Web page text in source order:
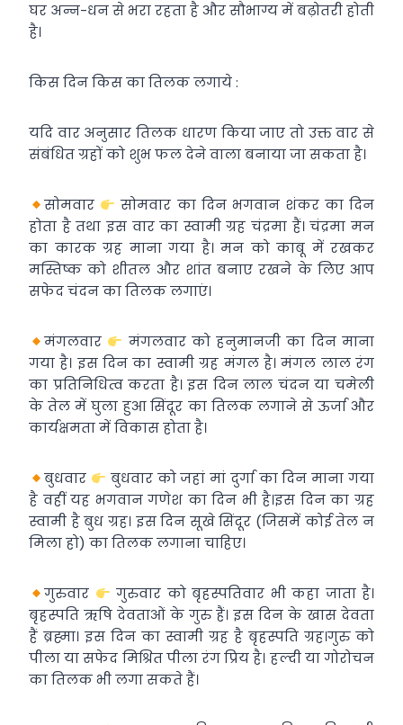
घर अन्न-धन से भरा रहता है और सौभाग्य में बढ़ोतरी होती
है।
किस दिन किस का तिलक लगाये :
यदि वार अनुसार तिलक धारण किया जाए तो उक्त वार से
संबंधित ग्रहों को शुभ फल देने वाला बनाया जा सकता है।
सोमवार
सोमवार का दिन भगवान शंकर का दिन
होता है तथा इस वार का स्वामी ग्रह चंद्रमा हैं। चंद्रमा मन
का कारक ग्रह माना गया है। मन को काबू में रखकर
मस्तिष्क को शीतल और शांत बनाए रखने के लिए आप
सफेद चंदन का तिलक लगाएं।
मंगलवार
मंगलवार को हनुमानजी का दिन माना
गया है। इस दिन का स्वामी ग्रह मंगल है। मंगल लाल रंग
का प्रतिनिधित्व करता है। इस दिन लाल चंदन या चमेली
के तेल में घुला हुआ सिंदूर का तिलक लगाने से ऊर्जा और
कार्यक्षमता में विकास होता है।
बुधवार
बुधवार को जहां मां दुर्गा का दिन माना गया
है वहीं यह भगवान गणेश का दिन भी है।इस दिन का ग्रह
स्वामी है बुध ग्रह। इस दिन सूखे सिंदूर (जिसमें कोई तेल न
मिला हो) का तिलक लगाना चाहिए।
गुरुवार
गुरुवार को बृहस्पतिवार भी कहा जाता है।
बृहस्पति ऋषि देवताओं के गुरु हैं। इस दिन के खास देवता
हैं ब्रह्मा। इस दिन का स्वामी ग्रह है बृहस्पति ग्रह।गुरु को
पीला या सफेद मिश्रित पीला रंग प्रिय है। हल्दी या गोरोचन
का तिलक भी लगा सकते हैं।